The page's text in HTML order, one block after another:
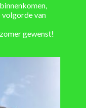
van
gewenst!